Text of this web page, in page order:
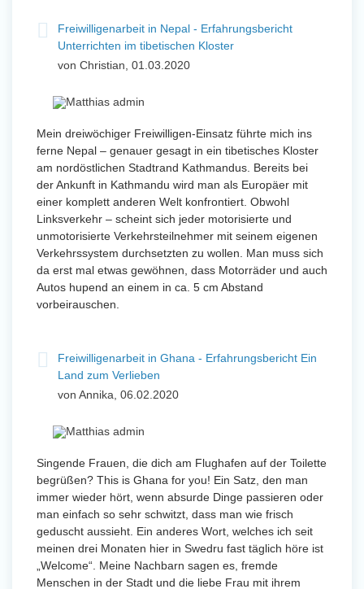
Freiwilligenarbeit in Nepal - Erfahrungsbericht
Unterrichten im tibetischen Kloster
von Christian, 01.03.2020
Mein dreiwöchiger Freiwilligen-Einsatz führte mich ins
ferne Nepal – genauer gesagt in ein tibetisches Kloster
am nordöstlichen Stadtrand Kathmandus. Bereits bei
der Ankunft in Kathmandu wird man als Europäer mit
einer komplett anderen Welt konfrontiert. Obwohl
Linksverkehr – scheint sich jeder motorisierte und
unmotorisierte Verkehrsteilnehmer mit seinem eigenen
Verkehrssystem durchsetzten zu wollen. Man muss sich
da erst mal etwas gewöhnen, dass Motorräder und auch
Autos hupend an einem in ca. 5 cm Abstand
vorbeirauschen.
Freiwilligenarbeit in Ghana - Erfahrungsbericht Ein
Land zum Verlieben
von Annika, 06.02.2020
Singende Frauen, die dich am Flughafen auf der Toilette
begrüßen? This is Ghana for you! Ein Satz, den man
immer wieder hört, wenn absurde Dinge passieren oder
man einfach so sehr schwitzt, dass man wie frisch
geduscht aussieht. Ein anderes Wort, welches ich seit
meinen drei Monaten hier in Swedru fast täglich höre ist
„Welcome“. Meine Nachbarn sagen es, fremde
Menschen in der Stadt und die liebe Frau mit ihrem